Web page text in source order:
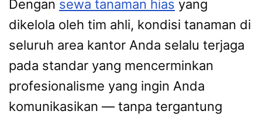
Dengan sewa tanaman hias yang
dikelola oleh tim ahli, kondisi tanaman di
seluruh area kantor Anda selalu terjaga
pada standar yang mencerminkan
profesionalisme yang ingin Anda
komunikasikan — tanpa tergantung